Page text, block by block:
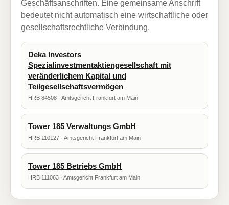
Geschäftsanschriften. Eine gemeinsame Anschrift
bedeutet nicht automatisch eine wirtschaftliche oder
gesellschaftsrechtliche Verbindung.
Deka Investors
Spezialinvestmentaktiengesellschaft mit
veränderlichem Kapital und
Teilgesellschaftsvermögen
HRB 84508 · Amtsgericht Frankfurt am Main
Tower 185 Verwaltungs GmbH
HRB 110127 · Amtsgericht Frankfurt am Main
Tower 185 Betriebs GmbH
HRB 111063 · Amtsgericht Frankfurt am Main